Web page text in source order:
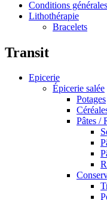
Conditions
Lithothérapie
Bracelets
Transit
Epicerie
Épicerie salée
Potages
Pâtes /